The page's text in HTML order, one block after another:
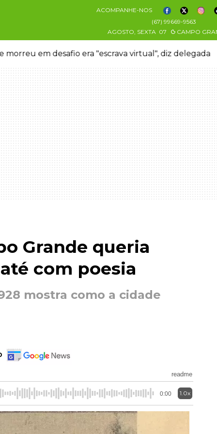
ACOMPANHE-NOS
(67) 99669-9563
AGOSTO, SEXTA 07 CAMPO
em desafio era "escrava virtual", diz delegada
Grande queria
com poesia
mostra como a cidade
readme
0:00 1.0x